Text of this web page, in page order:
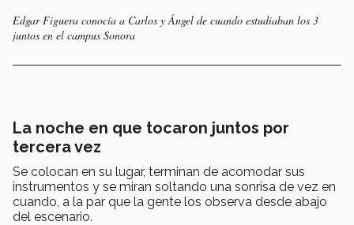
Edgar Figuera conocía a Carlos y Ángel de cuando estudiaban los 3
juntos en el campus Sonora
La noche en que tocaron juntos por
tercera vez
Se colocan en su lugar, terminan de acomodar sus
instrumentos y se miran soltando una sonrisa de vez en
cuando, a la par que la gente los observa desde abajo
del escenario.